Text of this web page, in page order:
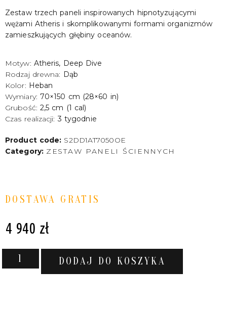
Zestaw trzech paneli inspirowanych hipnotyzującymi
wężami Atheris i skomplikowanymi formami organizmów
zamieszkujących głębiny oceanów.
Motyw: Atheris, Deep Dive
Rodzaj drewna: Dąb
Kolor: Heban
Wymiary: 70×150 cm (28×60 in)
Grubość: 2,5 cm (1 cal)
Czas realizacji:3 tygodnie
Product code: S2DD1AT7050OE
Category: ZESTAW PANELI ŚCIENNYCH
DOSTAWA GRATIS
4 940 zł
DODAJ DO KOSZYKA